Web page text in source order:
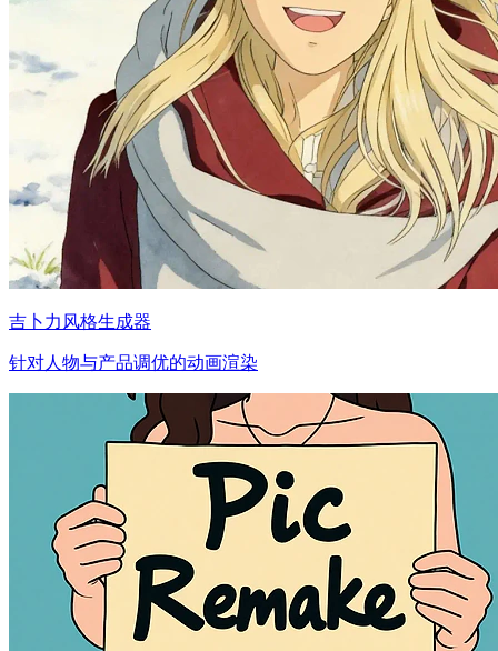
吉卜力风格生成器
针对人物与产品调优的动画渲染